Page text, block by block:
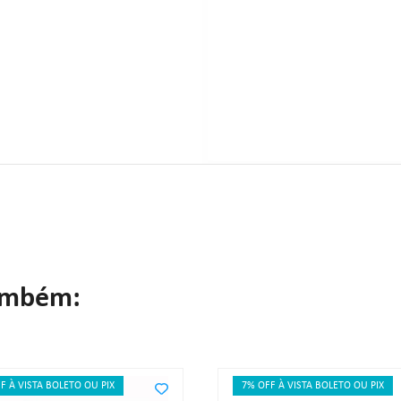
À VISTA BOLETO OU PIX 7% OFF À VISTA BOLETO OU PIX